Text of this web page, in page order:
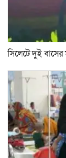
সিলেটে দুই বাসের